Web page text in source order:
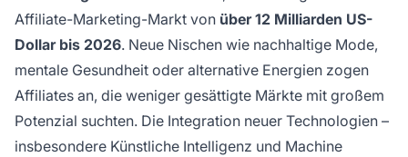
Affiliate-Marketing-Markt von über 12 Milliarden US-
Dollar bis 2026. Neue Nischen wie nachhaltige Mode,
mentale Gesundheit oder alternative Energien zogen
Affiliates an, die weniger gesättigte Märkte mit großem
Potenzial suchten. Die Integration neuer Technologien –
insbesondere Künstliche Intelligenz und Machine